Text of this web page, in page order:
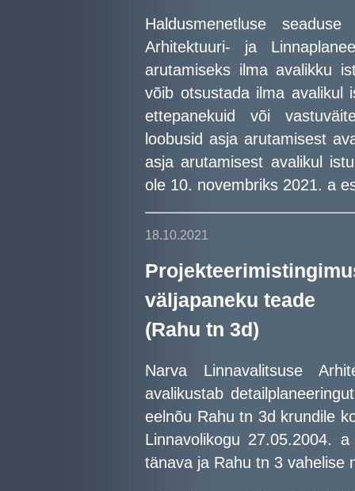
Haldusmenetluse
Arhitektuuri- ja
arutamiseks ilma avalikku
võib otsustada ilma avalikul
ettepanekuid või
loobusid asja arutamisest
asja arutamisest avalikul
ole 10. novembriks 2021. a
18.10.2021
väljapaneku teade
(Rahu tn 3d)
Narva Linnavalitsuse
avalikustab
eelnõu Rahu tn 3d krundile
Linnavolikogu 27.05.2004.
tänava ja Rahu tn 3 vahelise